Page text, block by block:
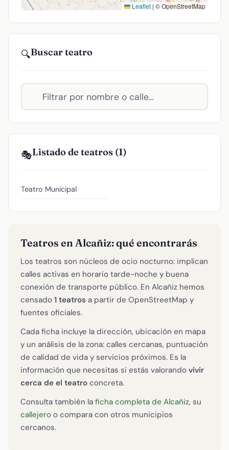
Leaflet | © OpenStreetMap
🔍Buscar teatro
🎭Listado de teatros (1)
Teatro Municipal
Teatros en Alcañiz: qué encontrarás
Los teatros son núcleos de ocio nocturno: implican
calles activas en horario tarde-noche y buena
conexión de transporte público. En Alcañiz hemos
censado 1 teatros a partir de OpenStreetMap y
fuentes oficiales.
Cada ficha incluye la dirección, ubicación en mapa
y un análisis de la zona: calles cercanas, puntuación
de calidad de vida y servicios próximos. Es la
información que necesitas si estás valorando vivir
cerca de el teatro concreta.
Consulta también la ficha completa de Alcañiz, su
callejero o compara con otros municipios
cercanos.